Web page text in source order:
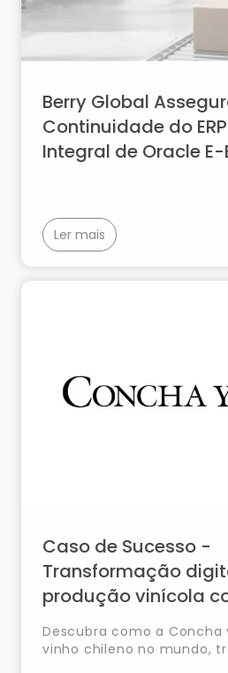
Berry Global
Continuidade do
Integral de Oracle
Ler mais
Caso de Sucesso -
Transformação
produção vinícola
Descubra como a Concha
vinho chileno no mundo,